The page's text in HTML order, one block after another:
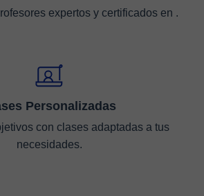
expertos y certificados en .
Personalizadas
con clases adaptadas a tus
necesidades.